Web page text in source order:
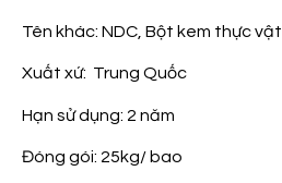
Tên khác: NDC, Bột kem thực vật
Xuất xứ: Trung Quốc
Hạn sử dụng: 2 năm
Đóng gói: 25kg/ bao